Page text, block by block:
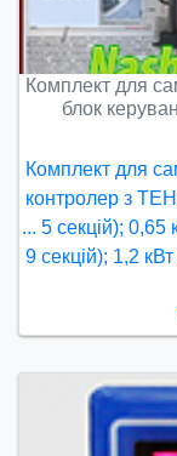
Комплект для
блок
Комплект для
контролер з
... 5 секцій); 0,65
9 секцій); 1,2